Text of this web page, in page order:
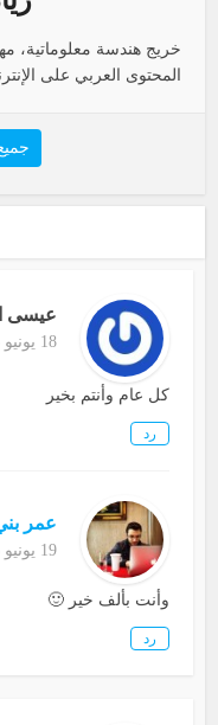
خريج هندسة معلوماتية،
المحتوى العربي على
عيسى
18 يونيو 2015 الساعة 5:13 م
كل عام وأنتم بخير
رد
عمر
19 يونيو 2015 الساعة 1:04 ص
وأنت بألف خير 🙂
رد